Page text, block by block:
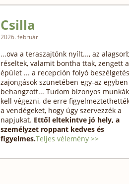
Csilla
2026. február
...ova a teraszajtónk nyílt..., az
réseltek, valamit bontha ttak, zengett
épület ... a recepción folyó
zajongások szünetében egy-az egyben
behangzott... Tudom bizonyos
kell végezni, de erre
a vendégeket, hogy úgy szervezzék a
napjukat. Ettől eltekintve jó hely, a
személyzet roppant kedves és
figyelmes.Teljes vélemény >>